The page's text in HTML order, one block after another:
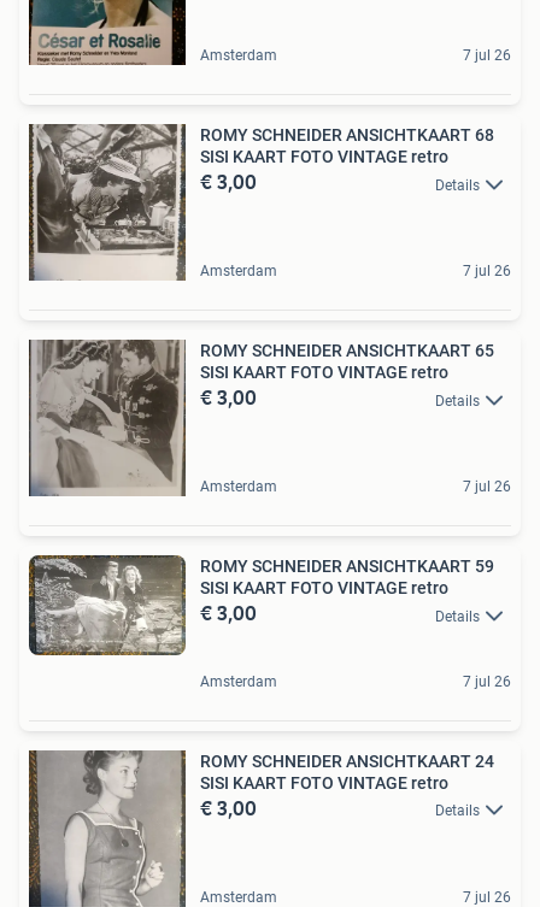
Amsterdam 7 jul 26
ROMY SCHNEIDER ANSICHTKAART 68
SISI KAART FOTO VINTAGE retro
€ 3,00 Details
Amsterdam 7 jul 26
ROMY SCHNEIDER ANSICHTKAART 65
SISI KAART FOTO VINTAGE retro
€ 3,00 Details
Amsterdam 7 jul 26
ROMY SCHNEIDER ANSICHTKAART 59
SISI KAART FOTO VINTAGE retro
€ 3,00 Details
Amsterdam 7 jul 26
ROMY SCHNEIDER ANSICHTKAART 24
SISI KAART FOTO VINTAGE retro
€ 3,00 Details
Amsterdam 7 jul 26